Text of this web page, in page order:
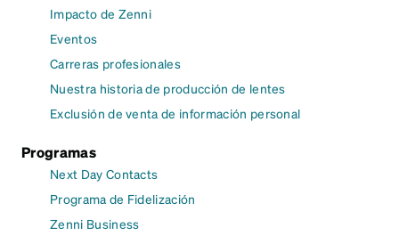
Impacto de Zenni
Eventos
Carreras profesionales
Nuestra historia de producción de lentes
Exclusión de venta de información personal
Programas
Next Day Contacts
Programa de Fidelización
Zenni Business